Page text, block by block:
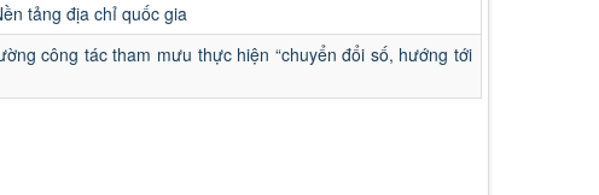
tảng địa chỉ quốc gia
công tác tham mưu thực hiện “chuyển đổi số, hướng tới